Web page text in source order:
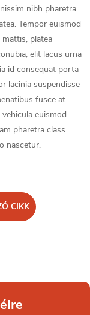
nibh pharetra
Tempor euismod
platea
elit lacus urna
id consequat porta
lacinia suspendisse
fusce at
euismod
pharetra class
nascetur.
CIKK